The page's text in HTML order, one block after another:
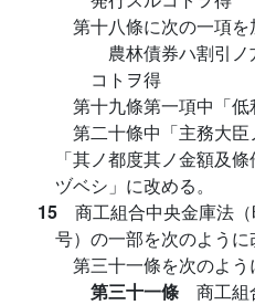
第十八條に次の一項を
農林債券ハ割引
コトヲ得
第十九條第一項中「低
第二十條中「主務大
「其ノ都度其ノ金額及
ヅベシ」に改める。
15 商工組合中央金庫法
号）の一部を次のように
第三十一條を次のよう
第三十一條 商工組